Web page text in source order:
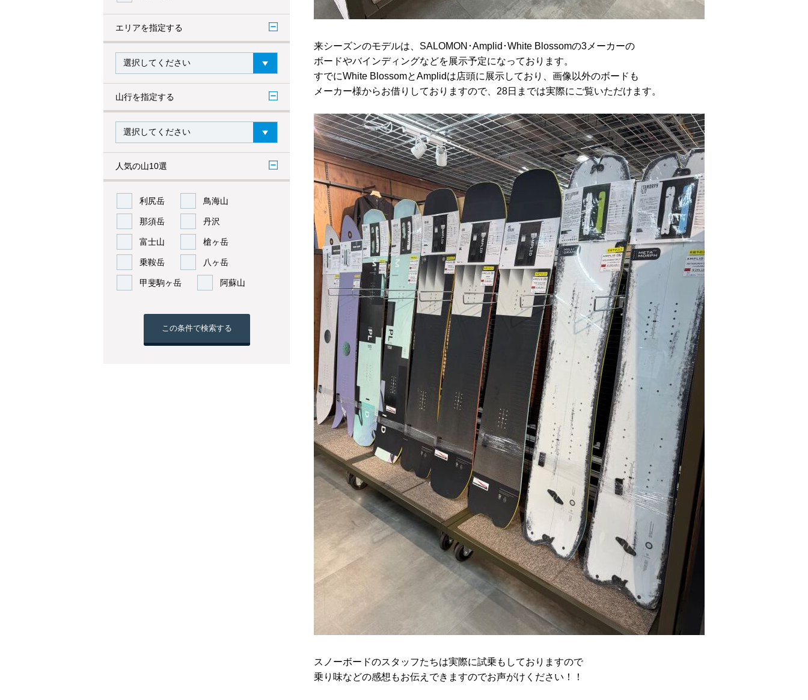
エリアを指定する
山行を指定する
人気の山10選
利尻岳 鳥海山
那須岳 丹沢
富士山 槍ヶ岳
乗鞍岳 八ヶ岳
甲斐駒ヶ岳 阿蘇山
この条件で検索する
来シーズンのモデルは、SALOMON･Amplid･White Blossomの3メーカーの
ボードやバインディングなどを展示予定になっております。
すでにWhite BlossomとAmplidは店頭に展示しており、画像以外のボードも
メーカー様からお借りしておりますので、28日までは実際にご覧いただけます。
スノーボードのスタッフたちは実際に試乗もしておりますので
乗り味などの感想もお伝えできますのでお声がけください！！